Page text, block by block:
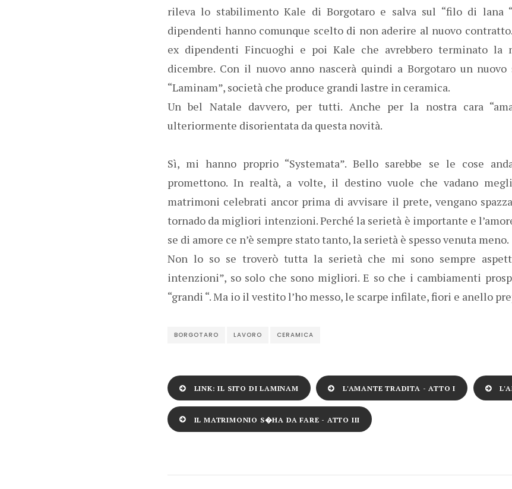
rileva lo stabilimento Kale di Borgotaro e salva sul “filo di lana
dipendenti hanno comunque scelto di non aderire al nuovo
ex dipendenti Fincuoghi e poi Kale che avrebbero terminato la
dicembre. Con il nuovo anno nascerà quindi a Borgotaro un
“Laminam”, società che produce grandi lastre in ceramica.
Un bel Natale davvero, per tutti. Anche per la nostra cara
ulteriormente disorientata da questa novità.
Sì, mi hanno proprio “Systemata”. Bello sarebbe se le cose
promettono. In realtà, a volte, il destino vuole che vadano
matrimoni celebrati ancor prima di avvisare il prete, vengano
tornado da migliori intenzioni. Perché la serietà è importante e
se di amore ce n’è sempre stato tanto, la serietà è spesso venuta meno.
Non lo so se troverò tutta la serietà che mi sono sempre
intenzioni”, so solo che sono migliori. E so che i cambiamenti
“grandi “. Ma io il vestito l’ho messo, le scarpe infilate, fiori e anello
BORGOTARO LAVORO CERAMICA
LINK: IL SITO DI LAMINAM L'AMANTE TRADITA - ATTO I
IL MATRIMONIO S�HA DA FARE - ATTO III